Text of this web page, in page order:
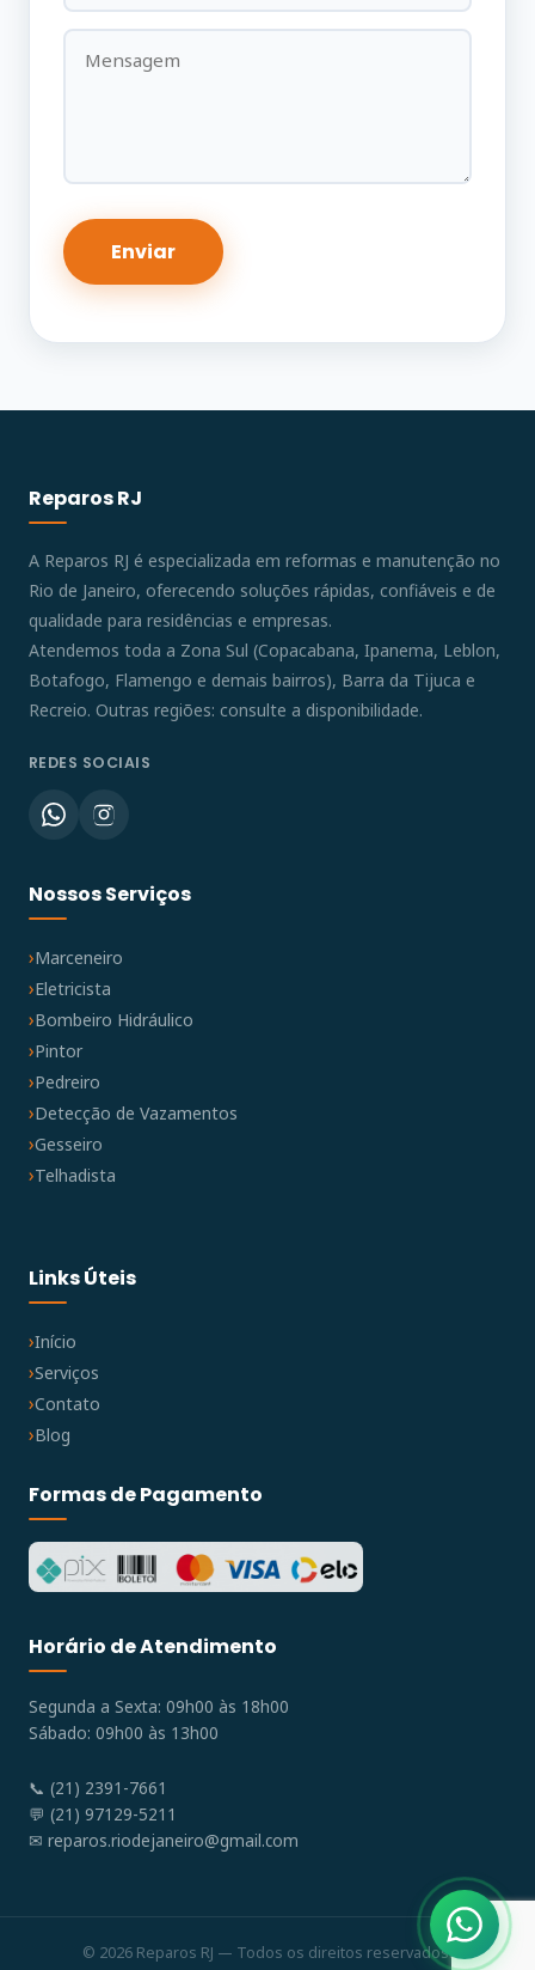
Reparos RJ
A Reparos RJ é especializada em reformas e manutenção no
Rio de Janeiro, oferecendo soluções rápidas, confiáveis e de
qualidade para residências e empresas.
Atendemos toda a Zona Sul (Copacabana, Ipanema, Leblon,
Botafogo, Flamengo e demais bairros), Barra da Tijuca e
Recreio. Outras regiões: consulte a disponibilidade.
REDES SOCIAIS
Nossos Serviços
Marceneiro
Eletricista
Bombeiro Hidráulico
Pintor
Pedreiro
Detecção de Vazamentos
Gesseiro
Telhadista
Links Úteis
Início
Serviços
Contato
Blog
Formas de Pagamento
Horário de Atendimento
Segunda a Sexta: 09h00 às 18h00
Sábado: 09h00 às 13h00
📞 (21) 2391-7661
💬 (21) 97129-5211
✉ reparos.riodejaneiro@gmail.com
© 2026 Reparos RJ — Todos os direitos reservados.